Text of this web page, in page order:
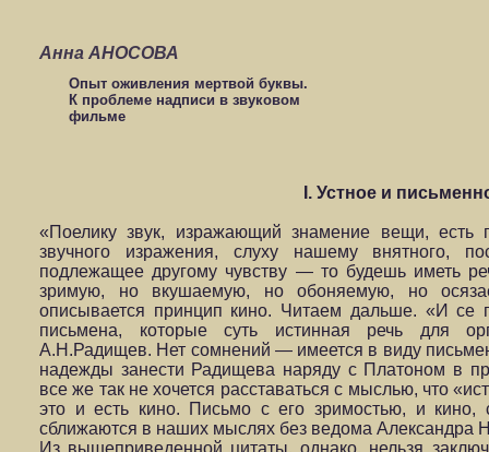
Анна АНОСОВА
Опыт оживления мертвой буквы.
К проблеме надписи в звуковом
фильме
I. Устное и
«Поелику звук, изражающий знамение вещи, есть
звучного изражения, слуху нашему внятного,
подлежащее другому чувству — то будешь иметь
зримую, но вкушаемую, но обоняемую, но
описывается принцип кино. Читаем дальше. «И се
письмена, которые суть истинная речь для
А.Н.Радищев. Нет сомнений — имеется в виду
надежды занести Радищева наряду с Платоном в
все же так не хочется расставаться с мыслью, что
это и есть кино. Письмо с его зримостью, и кино,
сближаются в наших мыслях без ведома Александра
Из вышеприведенной цитаты, однако, нельзя